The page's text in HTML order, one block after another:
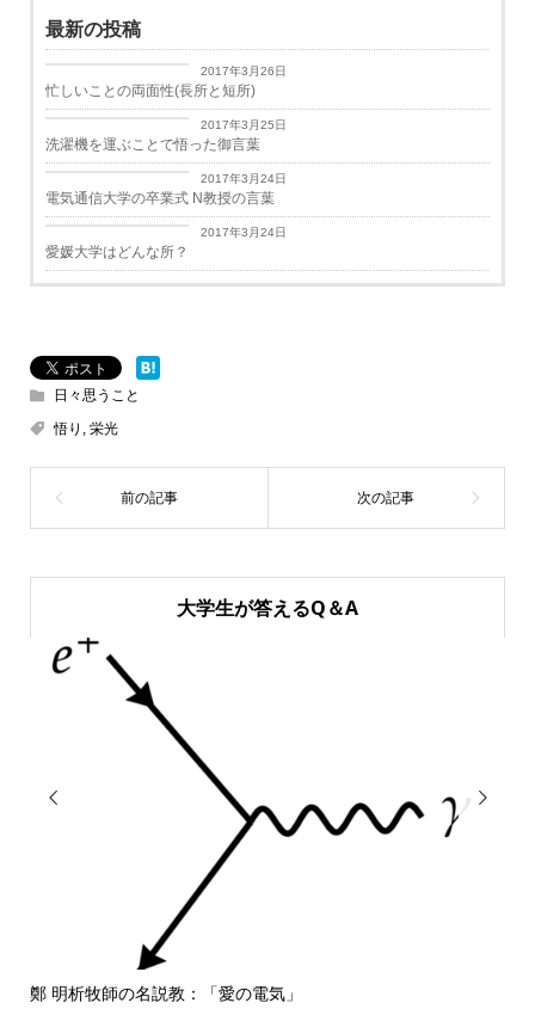
最新の投稿
2017年3月26日
忙しいことの両面性(長所と短所)
日々思うこと
2017年3月25日
洗濯機を運ぶことで悟った御言葉
学生生活
2017年3月24日
電気通信大学の卒業式 N教授の言葉
学生生活
2017年3月24日
愛媛大学はどんな所？
日々思うこと
悟り , 栄光
大学生が答えるQ＆A

鄭 明析牧師の名説教：「愛の電気」
